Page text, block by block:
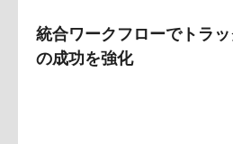
統合ワークフローでトラ
の成功を強化